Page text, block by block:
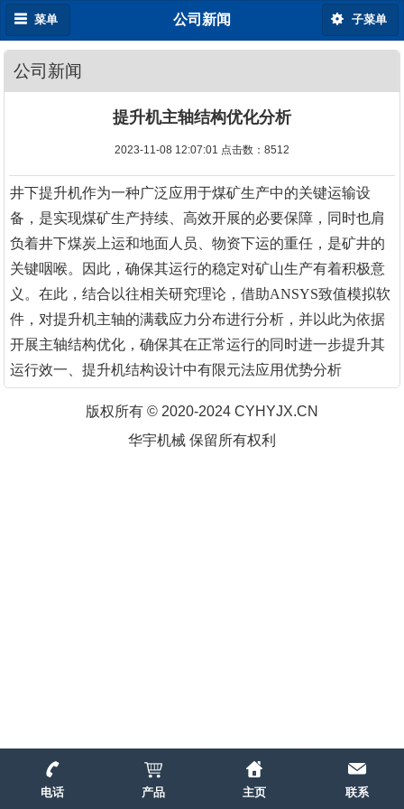
公司新闻
菜单 子菜单
公司新闻
提升机主轴结构优化分析
2023-11-08 12:07:01 点击数： 8512
井下提升机作为一种广泛应用于煤矿生产中的关键运输设
备，是实现煤矿生产持续、高效开展的必要保障，同时也肩
负着井下煤炭上运和地面人员、物资下运的重任，是矿井的
关键咽喉。因此，确保其运行的稳定对矿山生产有着积极意
义。在此，结合以往相关研究理论，借助ANSYS致值模拟软
件，对提升机主轴的满载应力分布进行分析，并以此为依据
开展主轴结构优化，确保其在正常运行的同时进一步提升其
运行效一、提升机结构设计中有限元法应用优势分析
版权所有 © 2020-2024 CYHYJX.CN
华宇机械 保留所有权利
电话 产品 主页 联系